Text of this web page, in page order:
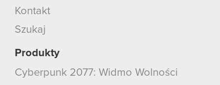
Kontakt
Szukaj
Produkty
Cyberpunk 2077: Widmo Wolności